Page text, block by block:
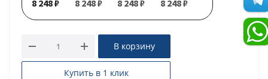
8 248 ₽ 8 248 ₽ 8 248 ₽ 8 248 ₽
В корзину
Купить в 1 клик